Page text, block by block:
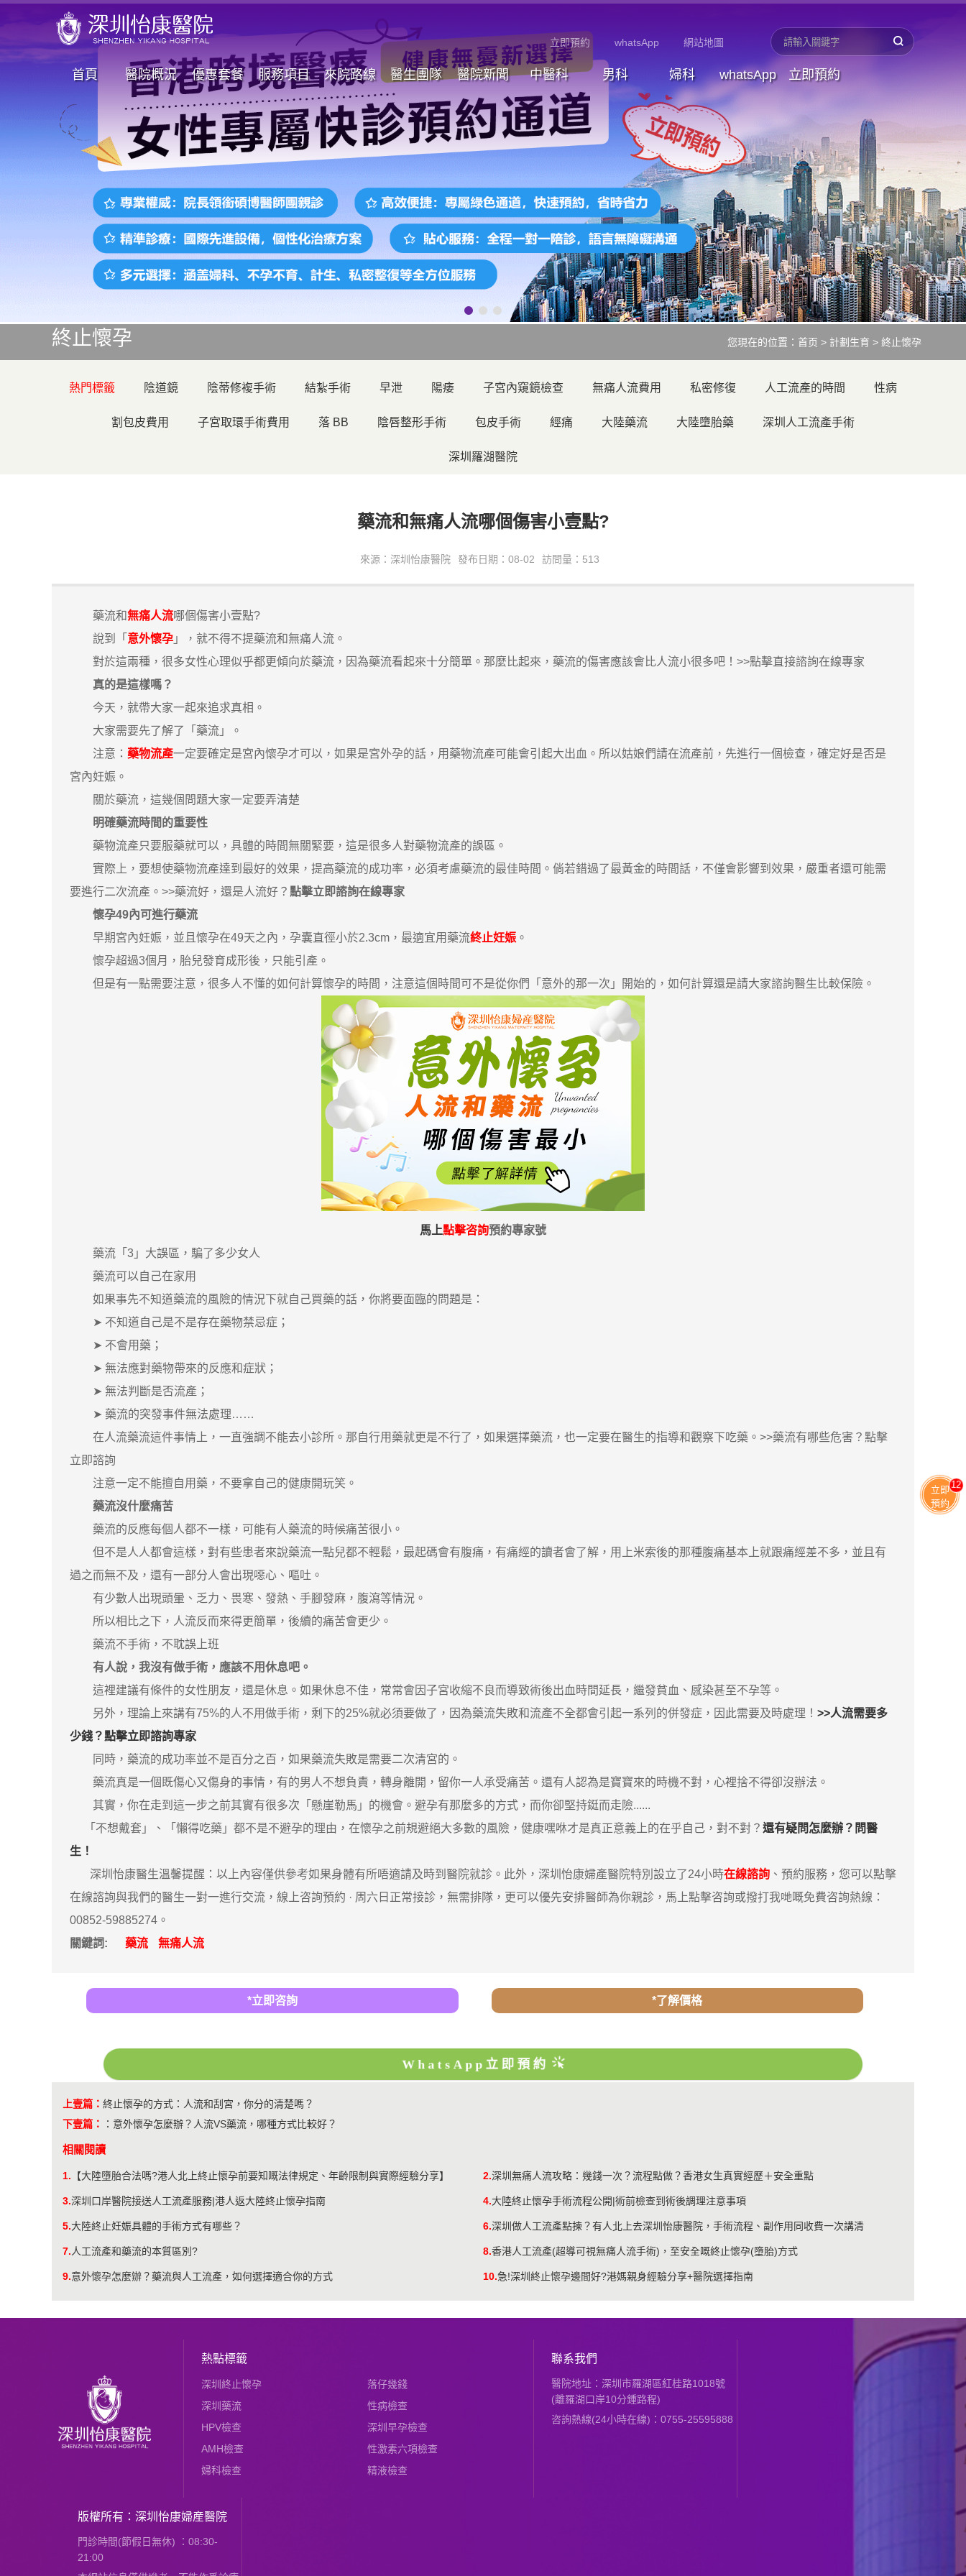
立即預約 whatsApp 網站地圖
首頁 醫院概況 優惠套餐 服務項目 來院路線 醫生團隊 醫院新聞 中醫科 男科 婦科 whatsApp 立即預約
終止懷孕 您現在的位置： 首页 > 計劃生育 > 終止懷孕
熱門標籤 陰道鏡 陰蒂修複手術 結紮手術 早泄 陽痿 子宮內窺鏡檢查 無痛人流費用 私密修復 人工流產的時間 性病
割包皮費用 子宮取環手術費用 落 BB 陰唇整形手術 包皮手術 經痛 大陸藥流 大陸墮胎藥 深圳人工流產手術
深圳羅湖醫院
​藥流和無痛人流哪個傷害小壹點?
來源：深圳怡康醫院 發布日期：08-02 訪問量：513
藥流和無痛人流哪個傷害小壹點?
說到「 意外懷孕 」，就不得不提藥流和無痛人流。
對於這兩種，很多女性心理似乎都更傾向於藥流，因為藥流看起來十分簡單。那麼比起來，藥流的傷害應該會比人流小很多吧！>>點擊直接諮詢在線專家
真的是這樣嗎？
今天，就帶大家一起來追求真相。
大家需要先了解了「藥流」。
注意： 藥物流產一定要確定是宮內懷孕才可以，如果是宮外孕的話，用藥物流產可能會引起大出血。所以姑娘們請在流產前，先進行一個檢查，確定好是否是
宮內妊娠。
關於藥流，這幾個問題大家一定要弄清楚
明確藥流時間的重要性
藥物流產只要服藥就可以，具體的時間無關緊要，這是很多人對藥物流產的誤區。
實際上，要想使藥物流產達到最好的效果，提高藥流的成功率，必須考慮藥流的最佳時間。倘若錯過了最黃金的時間話，不僅會影響到效果，嚴重者還可能需
要進行二次流產。>>藥流好，還是人流好？ 點擊立即諮詢在線專家
懷孕49內可進行藥流
早期宮內妊娠，並且懷孕在49天之內，孕囊直徑小於2.3cm，最適宜用藥流終止妊娠 。
懷孕超過3個月，胎兒發育成形後，只能引產。
但是有一點需要注意，很多人不懂的如何計算懷孕的時間，注意這個時間可不是從你們「意外的那一次」開始的，如何計算還是請大家諮詢醫生比較保險。
馬上點擊咨詢預約專家號
藥流「3」大誤區，騙了多少女人
藥流可以自己在家用
如果事先不知道藥流的風險的情況下就自己買藥的話，你將要面臨的問題是：
➤ 不知道自己是不是存在藥物禁忌症；
➤ 不會用藥；
➤ 無法應對藥物帶來的反應和症狀；
➤ 無法判斷是否流產；
➤ 藥流的突發事件無法處理……
在人流藥流這件事情上，一直強調不能去小診所。那自行用藥就更是不行了，如果選擇藥流，也一定要在醫生的指導和觀察下吃藥。>>藥流有哪些危害？點擊
立即諮詢
注意一定不能擅自用藥，不要拿自己的健康開玩笑。
藥流沒什麼痛苦
藥流的反應每個人都不一樣，可能有人藥流的時候痛苦很小。
但不是人人都會這樣，對有些患者來說藥流一點兒都不輕鬆，最起碼會有腹痛，有痛經的讀者會了解，用上米索後的那種腹痛基本上就跟痛經差不多，並且有
過之而無不及，還有一部分人會出現噁心、嘔吐。
有少數人出現頭暈、乏力、畏寒、發熱、手腳發麻，腹瀉等情況。
所以相比之下，人流反而來得更簡單，後續的痛苦會更少。
藥流不手術，不耽誤上班
有人說，我沒有做手術，應該不用休息吧。
這裡建議有條件的女性朋友，還是休息。如果休息不佳，常常會因子宮收縮不良而導致術後出血時間延長，繼發貧血、感染甚至不孕等。
另外，理論上來講有75%的人不用做手術，剩下的25%就必須要做了，因為藥流失敗和流產不全都會引起一系列的併發症，因此需要及時處理！ >>人流需要多
少錢？點擊立即諮詢專家
同時，藥流的成功率並不是百分之百，如果藥流失敗是需要二次清宮的。
藥流真是一個既傷心又傷身的事情，有的男人不想負責，轉身離開，留你一人承受痛苦。還有人認為是寶寶來的時機不對，心裡捨不得卻沒辦法。
其實，你在走到這一步之前其實有很多次「懸崖勒馬」的機會。避孕有那麼多的方式，而你卻堅持鋌而走險......
「不想戴套」、「懶得吃藥」都不是不避孕的理由，在懷孕之前規避絕大多數的風險，健康嘿咻才是真正意義上的在乎自己，對不對？ 還有疑問怎麼辦？問醫
生！
深圳怡康醫生溫馨提醒：以上內容僅供參考如果身體有所唔適請及時到醫院就診。此外，深圳怡康婦產醫院特別設立了24小時在線諮詢 、預約服務，您可以點擊
在線諮詢與我們的醫生一對一進行交流，線上咨詢預約 · ‎周六日正常接診，無需排隊，更可以優先安排醫師為你親診，馬上點擊咨詢或撥打我哋嘅免費咨詢熱線：
00852-59885274。
關鍵詞:
藥流 無痛人流
*立即咨詢 *了解價格
WhatsApp立即預約
上壹篇： 終止懷孕的方式：人流和刮宮，你分的清楚嗎？
下壹篇：
： 意外懷孕怎麼辦？人流VS藥流，哪種方式比較好？
相關閱讀
1. 【大陸墮胎合法嗎?港人北上終止懷孕前要知嘅法律規定、年齡限制與實際經驗分享】 2.深圳無痛人流攻略：幾錢一次？流程點做？香港女生真實經歷＋安全重點
3.深圳口岸醫院接送人工流產服務|港人返大陸終止懷孕指南 4.大陸終止懷孕手術流程公開|術前檢查到術後調理注意事項
5.大陸終止妊娠具體的手術方式有哪些？ 6.深圳做人工流產點揀？有人北上去深圳怡康醫院，手術流程、副作用同收費一次講清
7.人工流產和藥流的本質區別? 8.​香港人工流產(超導可視無痛人流手術)，至安全嘅終止懷孕(墮胎)方式
9.意外懷孕怎麼辦？藥流與人工流產，如何選擇適合你的方式 10.急!深圳終止懷孕邊間好?港媽親身經驗分享+醫院選擇指南
熱點標籤
深圳終止懷孕
落仔幾錢
深圳藥流
性病檢查
HPV檢查
深圳早孕檢查
AMH檢查
性激素六項檢查
婦科檢查
精液檢查
聯系我們
醫院地址：深圳市羅湖區紅桂路1018號
(離羅湖口岸10分鍾路程)
咨詢熱線(24小時在線)：0755-25595888
版權所有：深圳怡康婦産醫院
門診時間(節假日無休) ：08:30-
21:00
立即
預約
11